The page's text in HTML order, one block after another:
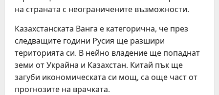
на страната с неограничените възможности.
Казахстанската Ванга е категорична, че през
следващите години Русия ще разшири
територията си. В нейно владение ще попаднат
земи от Украйна и Казахстан. Китай пък ще
загуби икономическата си мощ, са още част от
прогнозите на врачката.